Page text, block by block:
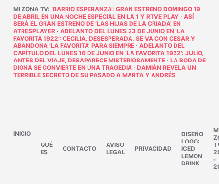
MI ZONA TV: ‘BARRIO ESPERANZA’: GRAN ESTRENO DOMINGO 19
DE ABRIL EN UNA NOCHE ESPECIAL EN LA 1 Y RTVE PLAY· ASÍ
SERÁ EL GRAN ESTRENO DE ‘LAS HIJAS DE LA CRIADA’ EN
ATRESPLAYER· ADELANTO DEL LUNES 23 DE JUNIO EN ‘LA
FAVORITA 1922’: CECILIA, DESESPERADA, SE VA CON CESAR Y
ABANDONA ‘LA FAVORITA’ PARA SIEMPRE· ADELANTO DEL
CAPÍTULO DEL LUNES 16 DE JUNIO EN ‘LA FAVORITA 1922’: JULIO,
ANTES DEL VIAJE, DESAPARECE MISTERIOSAMENTE· LA BODA DE
DIGNA SE CONVIERTE EN UNA TRAGEDIA· DAMIÁN REVELA UN
TERRIBLE SECRETO DE SU PASADO A MARTA Y ANDRÉS
INICIO
QUÉ
ES
CONTACTO
AVISO
LEGAL
PRIVACIDAD
DISEÑO
LOGO:
ICED
LEMON
DRINK
–